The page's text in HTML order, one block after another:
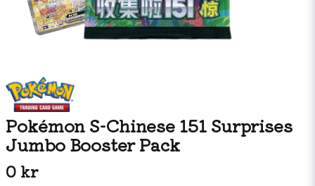
Pokémon S-Chinese 151 Surprises
Jumbo Booster Pack
0 kr